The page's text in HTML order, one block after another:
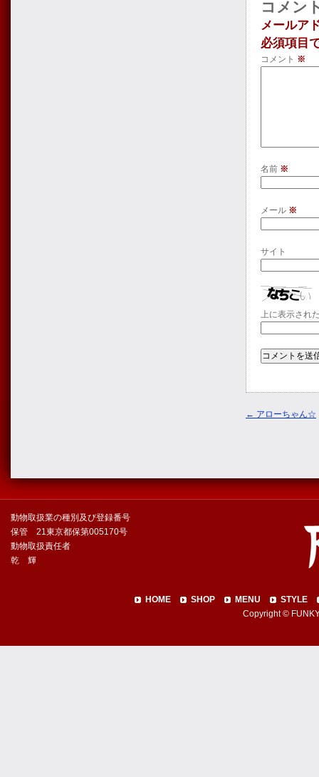
コメン
メールア
必須項目
コメント ※
名前 ※
メール ※
サイト
上に表示され
← アローちゃん☆
動物取扱業の種別及び登録番号
保管 21東京都保第005170号
動物取扱責任者
乾 輝
HOME SHOP MENU
STYLE
Copyright ©